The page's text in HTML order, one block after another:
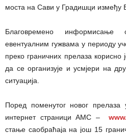
моста на Сави у Градишци између
Благовремено
евентуалним гужвама у периоду
преко граничних прелаза корисно
да се организује и усмјери на
ситуација.
Поред поменутог новог
интернет страници АМС –
стање саобраћаја на још 15